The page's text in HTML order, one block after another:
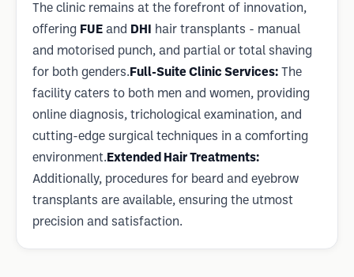
The clinic remains at the forefront of innovation,
offering FUE and DHI
hair transplants - manual
and motorised punch, and partial or total shaving
for both genders. Full-Suite Clinic Services: The
facility caters to both men and women, providing
online diagnosis, trichological examination, and
cutting-edge surgical techniques in a comforting
environment. Extended Hair Treatments:
Additionally, procedures for beard and eyebrow
transplants are available, ensuring the utmost
precision and satisfaction.